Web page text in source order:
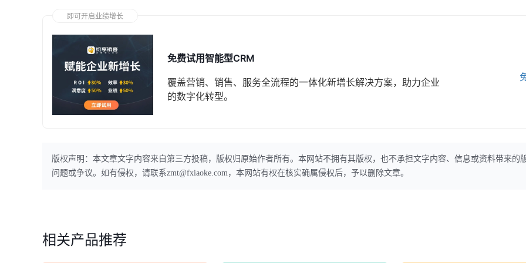
即可开启业绩增长
免费试用智能型CRM
覆盖营销、销售、服务全流程的一体化新增长解决方案，助力企业
的数字化转型。
版权声明：本文章文字内容来自第三方投稿，版权归原始作者所有。本网站不拥有其版权，也不承担文字内容、信息或资料带来的
问题或争议。如有侵权，请联系zmt@fxiaoke.com，本网站有权在核实确属侵权后，予以删除文章。
相关产品推荐